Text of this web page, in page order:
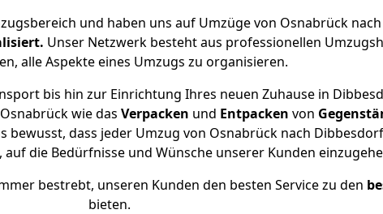
und haben uns auf Umzüge von Osnabrück
Unser Netzwerk besteht aus professionellen
alle Aspekte eines Umzugs zu organisieren.
bis hin zur Einrichtung Ihres neuen Zuhause in
wie das Verpacken und Entpacken von
bewusst, dass jeder Umzug von Osnabrück nach
die Bedürfnisse und Wünsche unserer Kunden
bestrebt, unseren Kunden den besten Service zu den
bieten.